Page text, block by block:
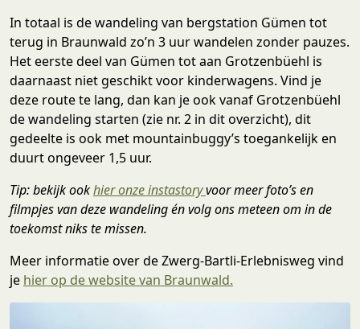
In totaal is de wandeling van bergstation Gümen tot
terug in Braunwald zo’n 3 uur wandelen zonder pauzes.
Het eerste deel van Gümen tot aan Grotzenbüehl is
daarnaast niet geschikt voor kinderwagens. Vind je
deze route te lang, dan kan je ook vanaf Grotzenbüehl
de wandeling starten (zie nr. 2 in dit overzicht), dit
gedeelte is ook met mountainbuggy’s toegankelijk en
duurt ongeveer 1,5 uur.
Tip: bekijk ookhier onze instastoryvoor meer foto’s en
filmpjes van deze wandeling én volg ons meteen om in de
toekomst niks te missen.
Meer informatie over de Zwerg-Bartli-Erlebnisweg vind
je hier op de website van Braunwald.